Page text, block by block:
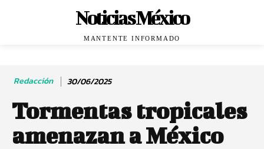
Noticias México
MANTENTE INFORMADO
Redacción 30/06/2025
Tormentas tropicales
amenazan a México